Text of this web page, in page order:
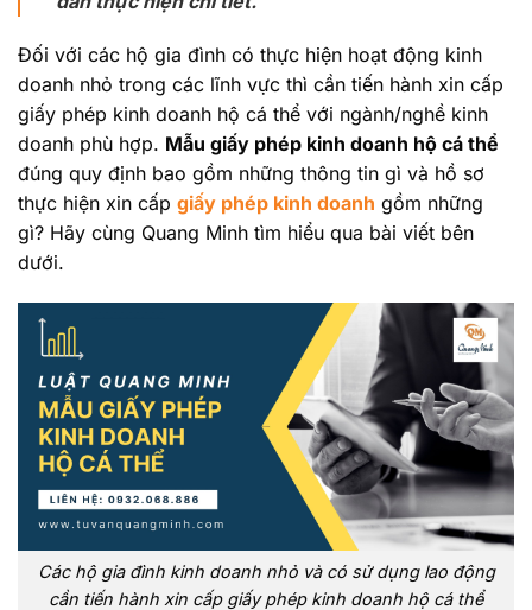
Đối với các hộ gia đình có thực hiện hoạt động kinh
doanh nhỏ trong các lĩnh vực thì cần tiến hành xin cấp
giấy phép kinh doanh hộ cá thể với ngành/nghề kinh
doanh phù hợp. Mẫu giấy phép kinh doanh hộ cá thể
đúng quy định bao gồm những thông tin gì và hồ sơ
thực hiện xin cấp giấy phép kinh doanh gồm những
gì? Hãy cùng Quang Minh tìm hiểu qua bài viết bên
dưới.
Các hộ gia đình kinh doanh nhỏ và có sử dụng lao động
cần tiến hành xin cấp giấy phép kinh doanh hộ cá thể